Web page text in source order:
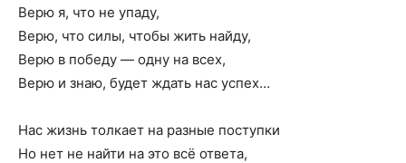
Верю я, что не упаду,
Верю, что силы, чтобы жить найду,
Верю в победу — одну на всех,
Верю и знаю, будет ждать нас успех…
Нас жизнь толкает на разные поступки
Но нет не найти на это всё ответа,